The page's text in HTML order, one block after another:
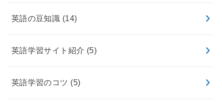
英語の豆知識 (14)
英語学習サイト紹介 (5)
英語学習のコツ (5)